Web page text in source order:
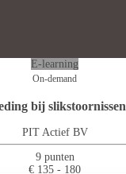
E-learning
On-demand
bij slikstoornissen
PIT Actief BV
9 punten
€ 135 - 180